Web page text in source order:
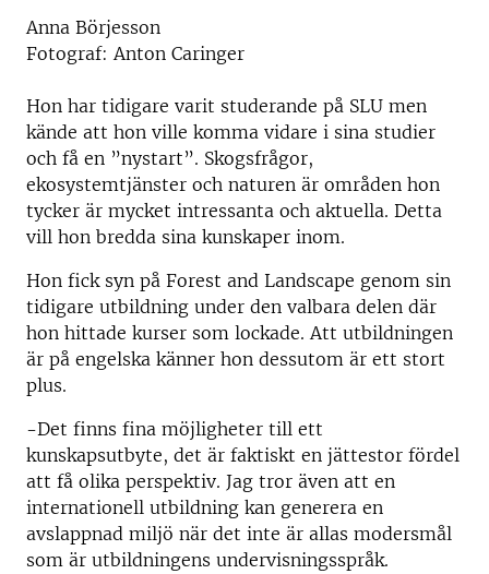
Anna Börjesson
Fotograf: Anton Caringer
Hon har tidigare varit studerande på SLU men
kände att hon ville komma vidare i sina studier
och få en ”nystart”. Skogsfrågor,
ekosystemtjänster och naturen är områden hon
tycker är mycket intressanta och aktuella. Detta
vill hon bredda sina kunskaper inom.
Hon fick syn på Forest and Landscape genom sin
tidigare utbildning under den valbara delen där
hon hittade kurser som lockade. Att utbildningen
är på engelska känner hon dessutom är ett stort
plus.
-Det finns fina möjligheter till ett
kunskapsutbyte, det är faktiskt en jättestor fördel
att få olika perspektiv. Jag tror även att en
internationell utbildning kan generera en
avslappnad miljö när det inte är allas modersmål
som är utbildningens undervisningsspråk.